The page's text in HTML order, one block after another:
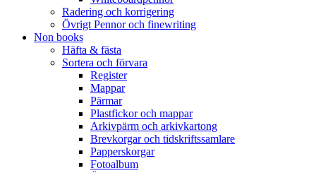
Radering och korrigering
Övrigt Pennor och finewriting
Non books
Häfta & fästa
Sortera och förvara
Register
Mappar
Pärmar
Plastfickor och mappar
Arkivpärm och arkivkartong
Brevkorgar och tidskriftssamlare
Papperskorgar
Fotoalbum